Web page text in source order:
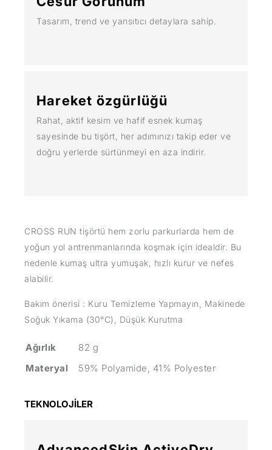
Tasarım, trend ve yansıtıcı detaylara sahip.
Hareket özgürlüğü
Rahat, aktif kesim ve hafif esnek kumaş
sayesinde bu tişört, her adımınızı takip eder ve
doğru yerlerde sürtünmeyi en aza indirir.
CROSS RUN tişörtü hem zorlu parkurlarda hem de
yoğun yol antrenmanlarında koşmak için idealdir. Bu
nedenle kumaş ultra yumuşak, hızlı kurur ve nefes
alabilir.
Bakım önerisi : Kuru Temizleme Yapmayın, Makinede
Soğuk Yıkama (30°C), Düşük Kurutma
Ağırlık
82 g
Materyal
59% Polyamide, 41% Polyester
TEKNOLOJİLER